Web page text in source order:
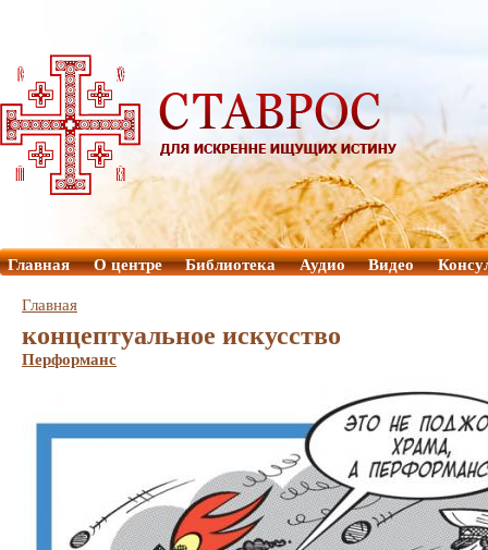
Главная О центре Библиотека Аудио Видео
Главная
концептуальное искусство
Перформанс